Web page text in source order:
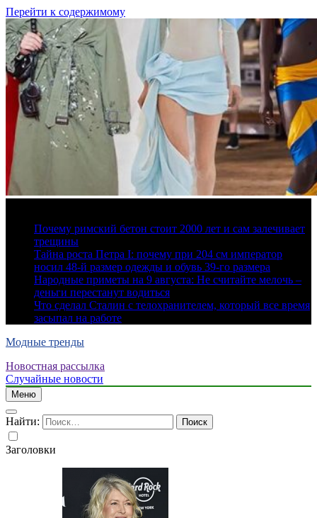
Перейти к содержимому
Почему римский бетон стоит 2000 лет и сам залечивает
трещины
Тайна роста Петра I: почему при 204 см император
носил 48-й размер одежды и обувь 39-го размера
Народные приметы на 9 августа: Не считайте мелочь –
деньги перестанут водиться
Что сделал Сталин с телохранителем, который все время
засыпал на работе
Модные тренды
Новостная рассылка
Случайные новости
Меню
Найти:
Заголовки